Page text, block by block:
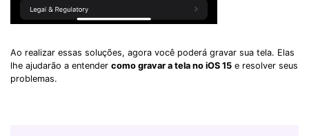
Ao realizar essas soluções, agora você poderá gravar sua tela. Elas
lhe ajudarão a entender como gravar a tela no iOS 15 e resolver seus
problemas.